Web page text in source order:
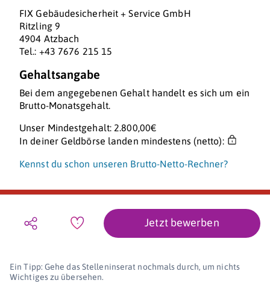
FIX Gebäudesicherheit + Service GmbH
Ritzling 9
4904 Atzbach
Tel.: +43 7676 215 15
Gehaltsangabe
Bei dem angegebenen Gehalt handelt es sich um ein
Brutto-Monatsgehalt.
Unser Mindestgehalt: 2.800,00€
In deiner Geldbörse landen mindestens (netto):
Kennst du schon unseren Brutto-Netto-Rechner?
Jetzt bewerben
Ein Tipp: Gehe das Stelleninserat nochmals durch, um nichts
Wichtiges zu übersehen.